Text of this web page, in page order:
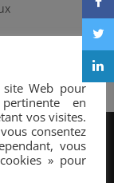
mortier
Web pour
en
vos visites.
consentez
vous
» pour